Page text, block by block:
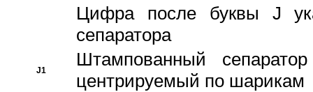
Цифра после буквы J
сепаратора
J1
Штампованный
центрируемый по шарикам